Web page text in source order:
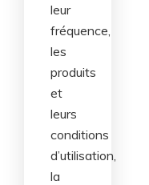
leur
fréquence,
les
produits
et
leurs
conditions
d’utilisation,
la